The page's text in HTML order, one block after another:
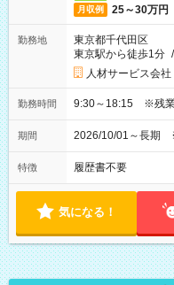
月収例 25～30万円
勤務地
東京都千代田区
東京駅から徒歩1分 /
人材サービス会社
勤務時間 9:30～18:15 ※残業
期間 2026/10/01～長期
特徴 履歴書不要
気になる！